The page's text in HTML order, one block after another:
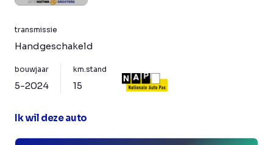
transmissie
Handgeschakeld
bouwjaar
5-2024
km.stand
15
Ik wil deze auto